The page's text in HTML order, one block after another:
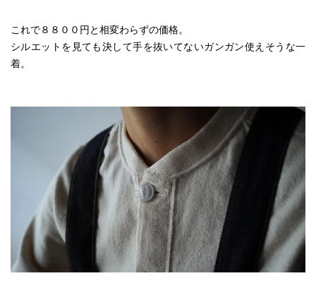
これで８８００円と相変わらずの価格。
シルエットを見ても決して手を抜いてないガンガン使えそうな一
着。